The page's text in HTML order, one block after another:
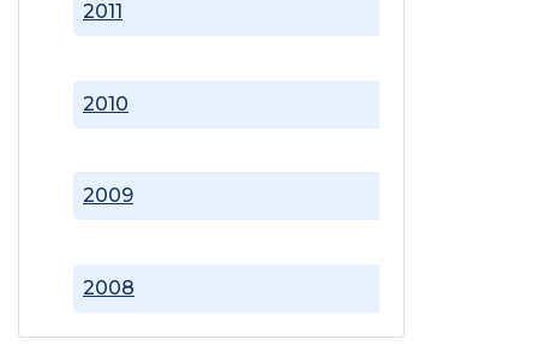
2008
2009
2010
2011